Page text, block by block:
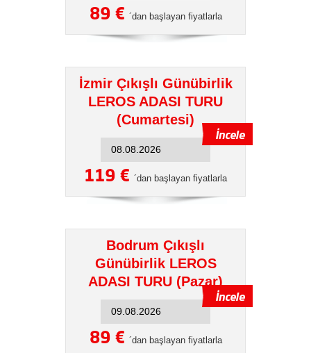
89 € ´dan başlayan fiyatlarla
İzmir Çıkışlı Günübirlik
LEROS ADASI TURU
(Cumartesi)
119 € ´dan başlayan fiyatlarla
Bodrum Çıkışlı
Günübirlik LEROS
ADASI TURU (Pazar)
89 € ´dan başlayan fiyatlarla